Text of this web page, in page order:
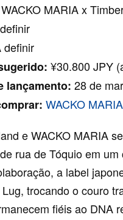
WACKO MARIA x
definir
¥30.800 JPY
lançamento: 28 de
WACKO MARIA
e WACKO MARIA
rua de Tóquio em
a label
trocando o couro
fiéis ao DNA